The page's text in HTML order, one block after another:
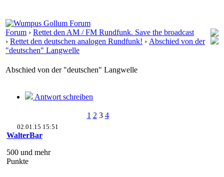
Forum › Rettet den AM / FM Rundfunk. Save the broadcast
› Rettet den deutschen analogen Rundfunk! › Abschied von der
"deutschen" Langwelle
Abschied von der "deutschen" Langwelle
Antwort schreiben
1 2 3 4
02.01.15 15:51
WalterBar
500 und mehr
Punkte